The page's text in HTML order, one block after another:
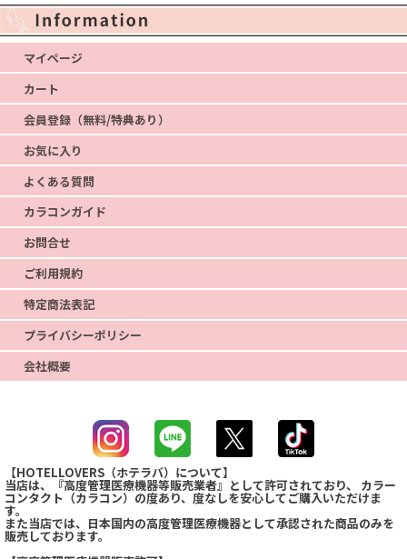
マイページ
カート
会員登録（無料/特典あり）
お気に入り
よくある質問
カラコンガイド
お問合せ
ご利用規約
特定商法表記
プライバシーポリシー
会社概要
【HOTELLOVERS（ホテラバ）について】
当店は、『高度管理医療機器等販売業者』として許可されており、 カラー
コンタクト（カラコン）の度あり、度なしを安心してご購入いただけま
す。
また当店では、日本国内の高度管理医療機器として承認された商品のみを
販売しております。